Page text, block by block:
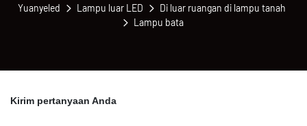
Yuanyeled Lampu luar LED
Di luar ruangan di lampu tanah
Lampu bata
Kirim pertanyaan Anda